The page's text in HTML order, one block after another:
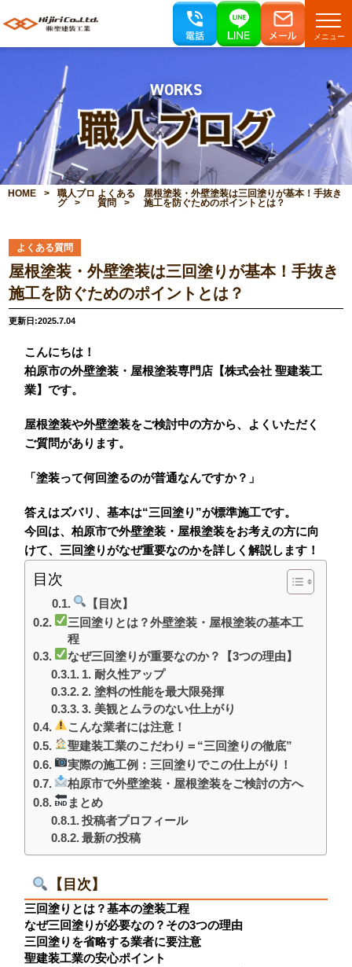
メニュー
WORKS
HOME
職人ブロ
グ
よくある
質問
屋根塗装・外壁塗装は三回塗りが基本！手抜き
施工を防ぐためのポイントとは？
よくある質問
屋根塗装・外壁塗装は三回塗りが基本！手抜き
施工を防ぐためのポイントとは？
更新日:2025.7.04
こんにちは！
柏原市の外壁塗装・屋根塗装専門店【株式会社 聖建装工
業】です。
屋根塗装や外壁塗装をご検討中の方から、よくいただく
ご質問があります。
「塗装って何回塗るのが普通なんですか？」
答えはズバリ、基本は“三回塗り”が標準施工です。
今回は、柏原市で外壁塗装・屋根塗装をお考えの方に向
けて、三回塗りがなぜ重要なのかを詳しく解説します！
目次
【目次】
三回塗りとは？外壁塗装・屋根塗装の基本工
程
なぜ三回塗りが重要なのか？【3つの理由】
1. 耐久性アップ
2. 塗料の性能を最大限発揮
3. 美観とムラのない仕上がり
こんな業者には注意！
聖建装工業のこだわり＝“三回塗りの徹底”
実際の施工例：三回塗りでこの仕上がり！
柏原市で外壁塗装・屋根塗装をご検討の方へ
まとめ
投稿者プロフィール
最新の投稿
【目次】
三回塗りとは？基本の塗装工程
なぜ三回塗りが必要なの？その3つの理由
三回塗りを省略する業者に要注意
聖建装工業の安心ポイント